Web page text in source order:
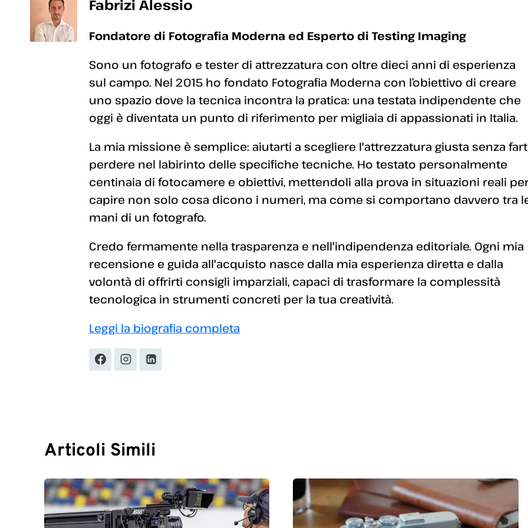
Fabrizi Alessio
Fondatore di Fotografia Moderna ed Esperto di Testing Imaging
Sono un fotografo e tester di attrezzatura con oltre dieci anni di esperienza
sul campo. Nel 2015 ho fondato Fotografia Moderna con l’obiettivo di creare
uno spazio dove la tecnica incontra la pratica: una testata indipendente che
oggi è diventata un punto di riferimento per migliaia di appassionati in Italia.
La mia missione è semplice: aiutarti a scegliere l'attrezzatura giusta senza
perdere nel labirinto delle specifiche tecniche. Ho testato personalmente
centinaia di fotocamere e obiettivi, mettendoli alla prova in situazioni reali
capire non solo cosa dicono i numeri, ma come si comportano davvero tra
mani di un fotografo.
Credo fermamente nella trasparenza e nell'indipendenza editoriale. Ogni mia
recensione e guida all'acquisto nasce dalla mia esperienza diretta e dalla
volontà di offrirti consigli imparziali, capaci di trasformare la complessità
tecnologica in strumenti concreti per la tua creatività.
Leggi la biografia completa
Articoli Simili